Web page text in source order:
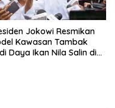
Jokowi Resmikan
Kawasan Tambak
Daya Ikan Nila Salin di